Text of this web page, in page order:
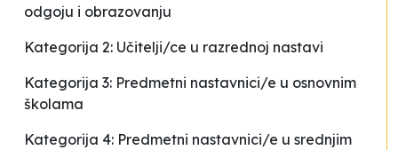
odgoju i obrazovanju
Kategorija 2: Učitelji/ce u razrednoj nastavi
Kategorija 3: Predmetni nastavnici/e u osnovnim
školama
Kategorija 4: Predmetni nastavnici/e u srednjim